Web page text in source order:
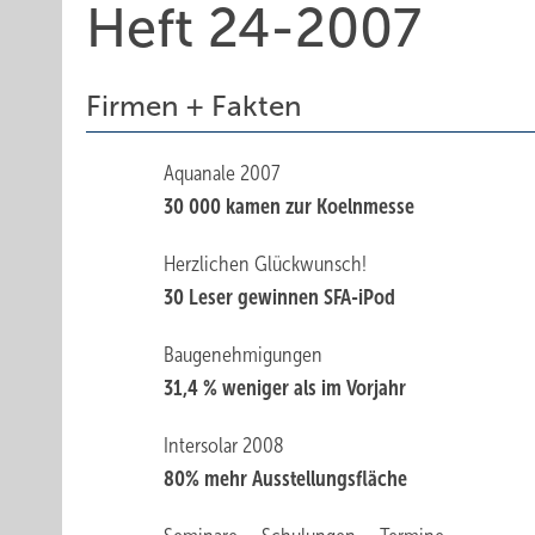
Heft 24-2007
Firmen + Fakten
Aquanale 2007
30 000 kamen zur Koelnmesse
Herzlichen Glückwunsch!
30 Leser gewinnen SFA-iPod
Baugenehmigungen
31,4 % weniger als im Vorjahr
Intersolar 2008
80% mehr Ausstellungsfläche